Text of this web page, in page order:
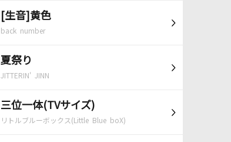
[生音]黄色
back number
夏祭り
JITTERIN' JINN
三位一体(TVサイズ)
リトルブルーボックス(Little Blue boX)